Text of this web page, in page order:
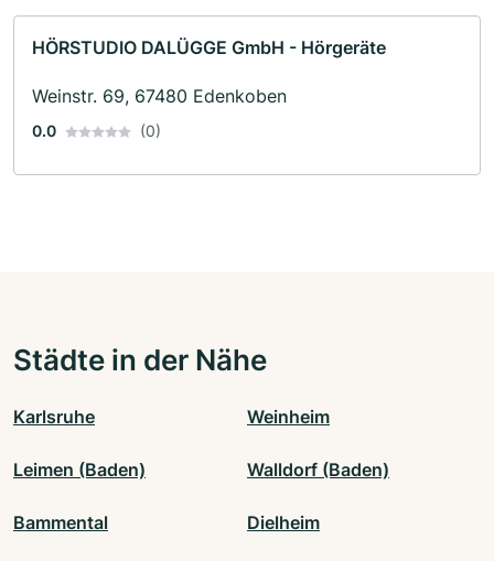
HÖRSTUDIO DALÜGGE GmbH - Hörgeräte
Weinstr. 69, 67480 Edenkoben
0.0 (0)
Städte in der Nähe
Karlsruhe Weinheim
Leimen (Baden) Walldorf (Baden)
Bammental Dielheim